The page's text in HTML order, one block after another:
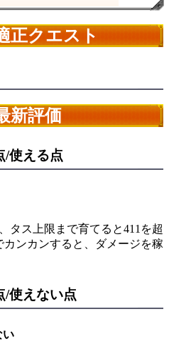
正クエスト
新評価
/使える点
タス上限まで育てると411を超
ンカンすると、ダメージを稼
/使えない点
い